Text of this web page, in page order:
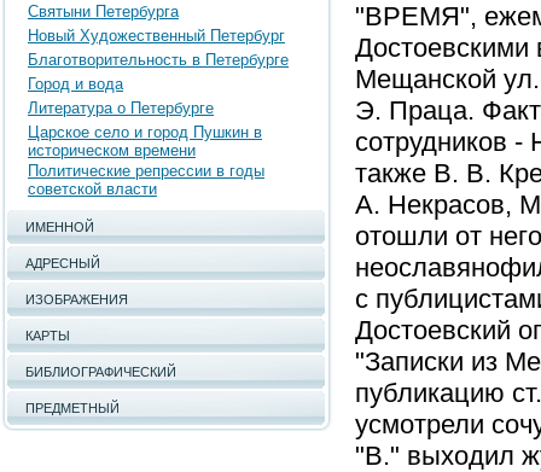
Святыни Петербурга
Новый Художественный Петербург
Благотворительность в Петербурге
Город и вода
Литература о Петербурге
Царское село и город Пушкин в
историческом времени
Политические репрессии в годы
советской власти
ИМЕННОЙ
АДРЕСНЫЙ
ИЗОБРАЖЕНИЯ
КАРТЫ
БИБЛИОГРАФИЧЕСКИЙ
ПРЕДМЕТНЫЙ
"ВРЕМЯ",
Достоевскими
Мещанской ул.
Э. Праца.
сотрудников -
также В. В.
А. Некрасов,
отошли от
с
Достоевский
"Записки из
публикацию
усмотрели
"В." выходил